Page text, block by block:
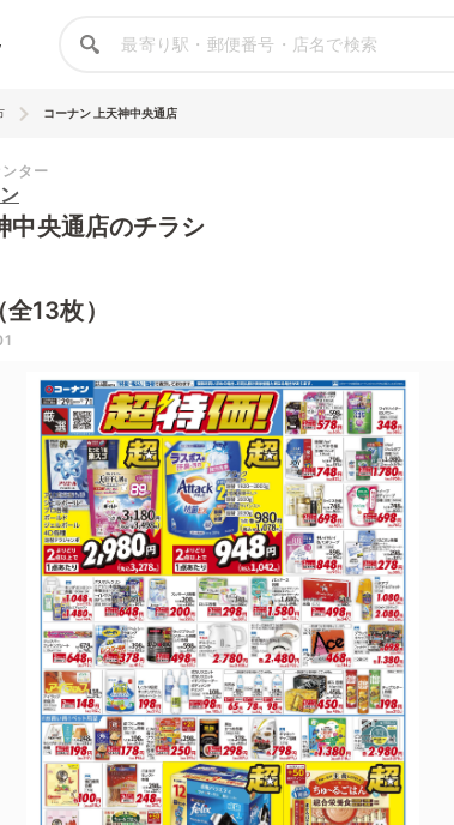
コーナン 上天神中央通店
ター
中央通店のチラシ
13枚）